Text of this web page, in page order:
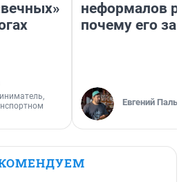
неформалов
почему его
Евгений